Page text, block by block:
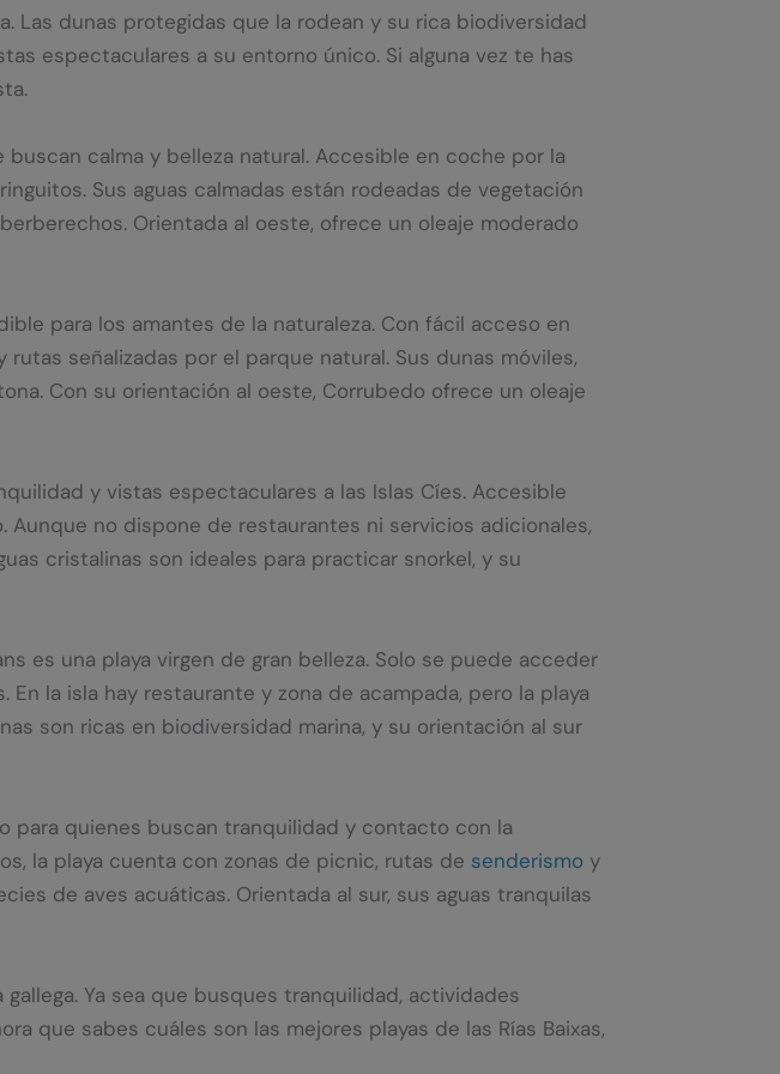
Las dunas protegidas que la rodean y su rica biodiversidad
espectaculares a su entorno único. Si alguna vez te has
calma y belleza natural. Accesible en coche por la
Sus aguas calmadas están rodeadas de vegetación
Orientada al oeste, ofrece un oleaje moderado
para los amantes de la naturaleza. Con fácil acceso en
señalizadas por el parque natural. Sus dunas móviles,
Con su orientación al oeste, Corrubedo ofrece un oleaje
y vistas espectaculares a las Islas Cíes. Accesible
no dispone de restaurantes ni servicios adicionales,
cristalinas son ideales para practicar snorkel, y su
es una playa virgen de gran belleza. Solo se puede acceder
la isla hay restaurante y zona de acampada, pero la playa
son ricas en biodiversidad marina, y su orientación al sur
para quienes buscan tranquilidad y contacto con la
la playa cuenta con zonas de picnic, rutas de senderismo y
de aves acuáticas. Orientada al sur, sus aguas tranquilas
Ya sea que busques tranquilidad, actividades
que sabes cuáles son las mejores playas de las Rías Baixas,